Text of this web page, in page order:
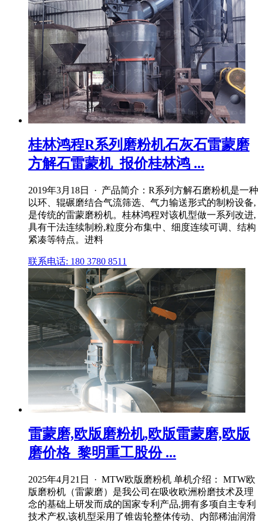
桂林鸿程R系列磨粉机石灰石雷蒙磨
方解石雷蒙机_报价桂林鸿 ...
2019年3月18日 · 产品简介：R系列方解石磨粉机是一种
以环、辊碾磨结合气流筛选、气力输送形式的制粉设备,
是传统的雷蒙磨粉机。桂林鸿程对该机型做一系列改进,
具有干法连续制粉,粒度分布集中、细度连续可调、结构
紧凑等特点。进料
联系电话: 180 3780 8511
雷蒙磨,欧版磨粉机,欧版雷蒙磨,欧版
磨价格_黎明重工股份 ...
2025年4月21日 · MTW欧版磨粉机 单机介绍： MTW欧
版磨粉机（雷蒙磨）是我公司在吸收欧洲粉磨技术及理
念的基础上研发而成的国家专利产品,拥有多项自主专利
技术产权,该机型采用了锥齿轮整体传动、内部稀油润滑